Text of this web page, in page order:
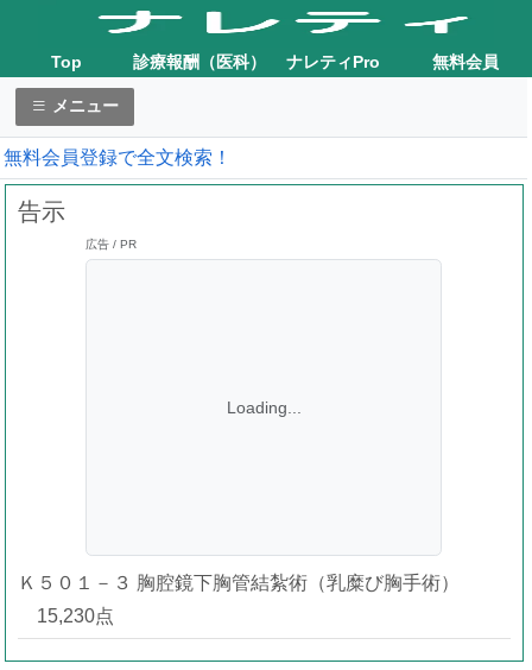
Top 診療報酬（医科） ナレティPro 無料会員
メニュー
無料会員登録で全文検索！
告示
広告 / PR
Loading...
Ｋ５０１－３ 胸腔鏡下胸管結紮術（乳糜び胸手術）
15,230点